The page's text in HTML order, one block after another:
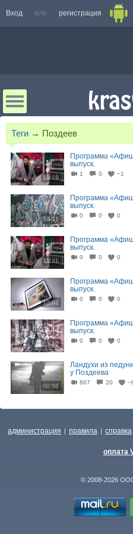
Вход или регистрация
Теги → Поздеев
10:19
Программа
выпуск.
1 0 −1
13:11
Программа
выпуск.
0 0 0
11:31
Программа
выпуск.
0 0 0
10:02
Программа
выпуск.
0 0 0
10:12
Программа
выпуск.
0 0 0
00:56
Ландухи из
у Поздеева
867 20
администрация | правила | справка
оплата
© 2008-2026